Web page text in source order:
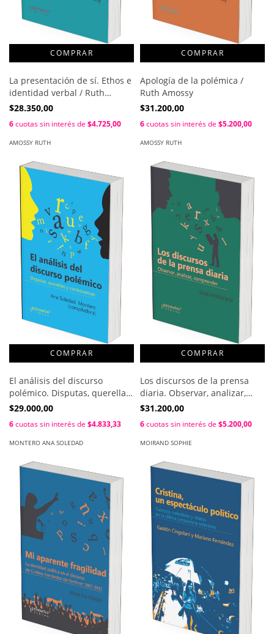
La presentación de sí. Ethos e
identidad verbal / Ruth
Amossy
$28.350,00
6cuotas sin interés de $4.725,00
AMOSSY RUTH
Apología de la polémica /
Ruth Amossy
$31.200,00
6cuotas sin interés de $5.200,00
AMOSSY RUTH
El análisis del discurso
polémico. Disputas, querellas
y controversias / Compilado
$29.000,00
6cuotas sin interés de $4.833,33
MONTERO ANA SOLEDAD
Los discursos de la prensa
diaria. Observar, analizar,
comprender / Sophie Moirand
$31.200,00
6cuotas sin interés de $5.200,00
MOIRAND SOPHIE